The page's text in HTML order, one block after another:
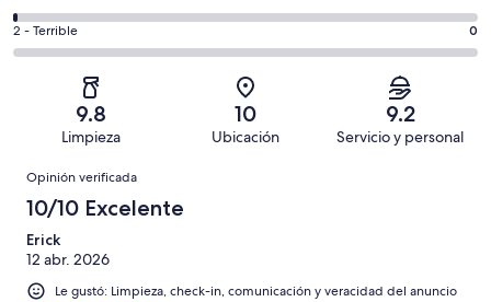
Excelente.
Basada
en
opiniones
decir,
Bueno.
opiniones
6,
es
decir,
Aceptable.
de
opiniones
de
4,
Basada
de
opiniones
Puntuación
de
Terrible.
Basada
de
164
opiniones
2 - Terrible 0
9.8
Limpieza
10
Ubicación
9.2
Servicio y personal
Opiniones
Opinión verificada
10/10 Excelente
Erick
12 abr. 2026
Le gustó: Limpieza, check-in, comunicación y veracidad del anuncio